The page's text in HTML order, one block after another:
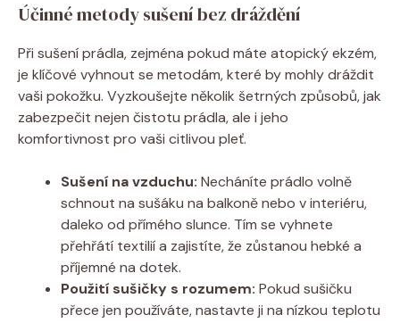
Účinné metody sušení​ bez dráždění
Při sušení prádla, zejména pokud ​máte atopický ekzém,⁣
je klíčové vyhnout se‍ metodám, které by mohly dráždit
vaši‍ pokožku. Vyzkoušejte​ několik‍ šetrných způsobů,‍ jak
zabezpečit nejen čistotu prádla, ale i jeho
komfortivnost‍ pro vaši ⁣citlivou pleť.
Sušení na vzduchu: Necháníte prádlo‍ volně
schnout​ na sušáku na​ balkoně nebo v interiéru,
daleko od přímého slunce. Tím​ se ⁣vyhnete‍
přehřátí textilií ‌a zajistíte, že zůstanou hebké‍ a‌
příjemné na dotek.
Použití sušičky⁤ s⁢ rozumem: ‌Pokud sušičku
⁣přece jen používáte, nastavte ji⁢ na nízkou teplotu